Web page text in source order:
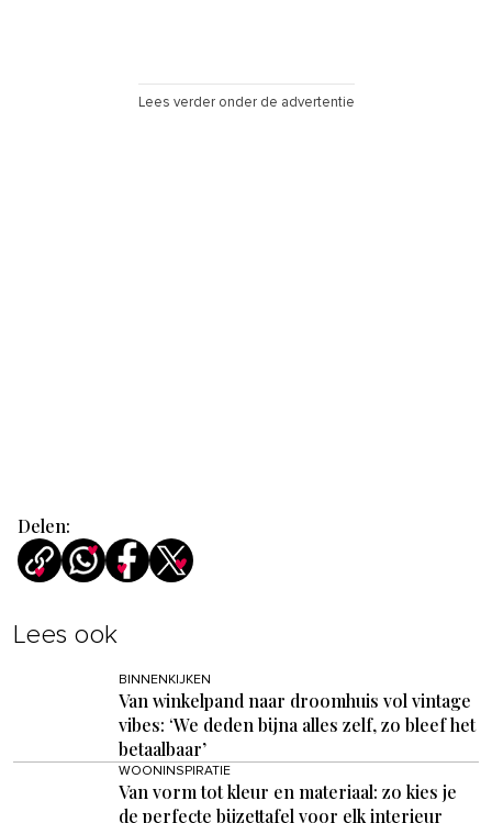
Lees verder onder de advertentie
Delen:
Lees ook
BINNENKIJKEN
Van winkelpand naar droomhuis vol vintage
vibes: ‘We deden bijna alles zelf, zo bleef het
betaalbaar’
WOONINSPIRATIE
Van vorm tot kleur en materiaal: zo kies je
de perfecte bijzettafel voor elk interieur